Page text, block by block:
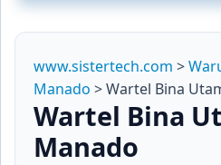
www.sistertech.com >
Manado > Wartel Bina
Wartel Bina
Manado